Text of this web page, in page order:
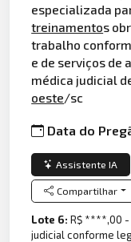
especializada
treinamentos
trabalho
e de serviços de
médica judicial
oeste/sc
Data do
Assistente IA
Compartilhar
Lote 6:R$ ****,00 -
judicial conforme